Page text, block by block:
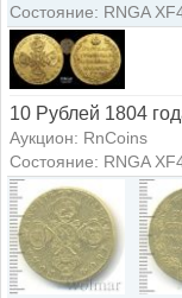
Состояние: RNGA
10 Рублей 1804
Аукцион: RnCoins
Состояние: RNGA